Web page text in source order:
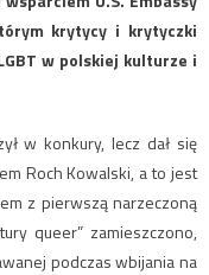
krytycy i krytyczki
w polskiej kulturze i
w konkury, lecz dał się
Roch Kowalski, a to jest
z pierwszą narzeczoną
queer” zamieszczono,
podczas wbijania na